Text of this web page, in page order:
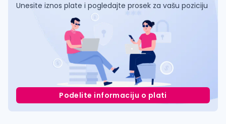
Unesite iznos plate i pogledajte prosek za vašu poziciju
Podelite informaciju o plati